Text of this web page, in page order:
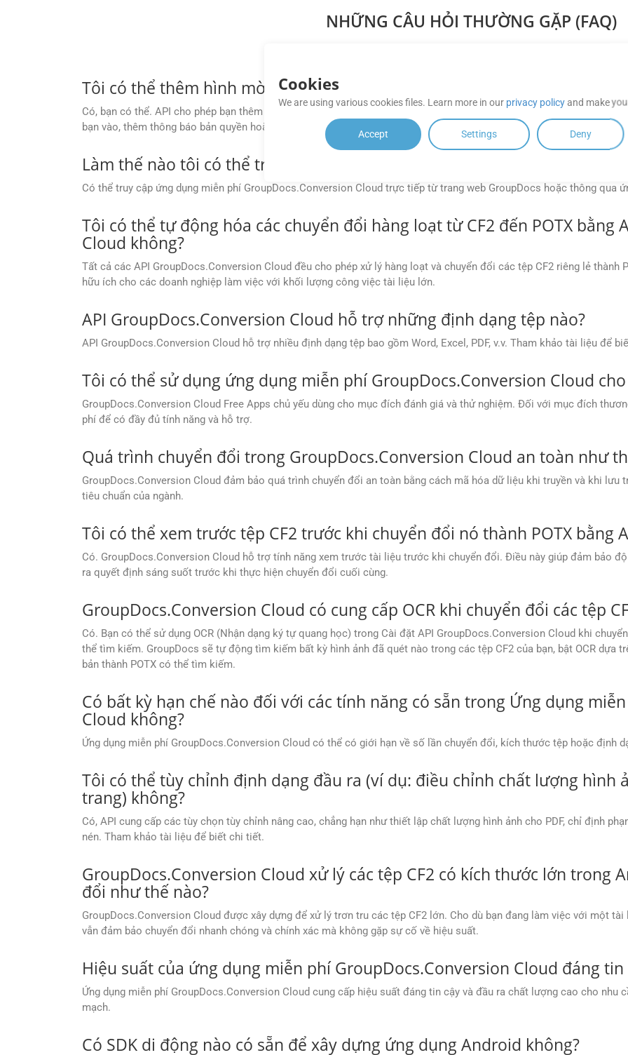
NHỮNG CÂU HỎI THƯỜNG GẶP (FAQ)
Tôi có thể thêm hình mờ của riêng mình khi chuyển đổi tệp CF2 sang
Có, bạn có thể. API cho phép bạn thêm hình mờ văn bản hoặc hình ảnh của riêng bạn vào POTX trong khi chuyển
bạn vào, thêm thông báo bản quyền hoặc đánh dấu tài liệu là bí mật.
Làm thế nào tôi có thể truy cập vào ứng dụng miễn phí
Có thể truy cập ứng dụng miễn phí GroupDocs.Conversion Cloud trực tiếp từ trang web GroupDocs hoặc thông qua
Tôi có thể tự động hóa các chuyển đổi hàng loạt từ CF2 đến POTX bằng
Cloud không?
Tất cả các API GroupDocs.Conversion Cloud đều cho phép xử lý hàng loạt và chuyển đổi các tệp CF2 riêng lẻ thành
hữu ích cho các doanh nghiệp làm việc với khối lượng công việc tài liệu lớn.
API GroupDocs.Conversion Cloud hỗ trợ những định dạng tệp nào?
API GroupDocs.Conversion Cloud hỗ trợ nhiều định dạng tệp bao gồm Word, Excel, PDF, v.v. Tham khảo tài liệu để
Tôi có thể sử dụng ứng dụng miễn phí GroupDocs.Conversion Cloud
GroupDocs.Conversion Cloud Free Apps chủ yếu dùng cho mục đích đánh giá và thử nghiệm. Đối với mục đích
phí để có đầy đủ tính năng và hỗ trợ.
Quá trình chuyển đổi trong GroupDocs.Conversion Cloud an toàn như
GroupDocs.Conversion Cloud đảm bảo quá trình chuyển đổi an toàn bằng cách mã hóa dữ liệu khi truyền và khi
tiêu chuẩn của ngành.
Tôi có thể xem trước tệp CF2 trước khi chuyển đổi nó thành POTX bằng
Có. GroupDocs.Conversion Cloud hỗ trợ tính năng xem trước tài liệu trước khi chuyển đổi. Điều này giúp đảm bảo
ra quyết định sáng suốt trước khi thực hiện chuyển đổi cuối cùng.
GroupDocs.Conversion Cloud có cung cấp OCR khi chuyển đổi các tệp
Có. Bạn có thể sử dụng OCR (Nhận dạng ký tự quang học) trong Cài đặt API GroupDocs.Conversion Cloud khi
thể tìm kiếm. GroupDocs sẽ tự động tìm kiếm bất kỳ hình ảnh đã quét nào trong các tệp CF2 của bạn, bật OCR dựa
bản thành POTX có thể tìm kiếm.
Có bất kỳ hạn chế nào đối với các tính năng có sẵn trong Ứng dụng
Cloud không?
Ứng dụng miễn phí GroupDocs.Conversion Cloud có thể có giới hạn về số lần chuyển đổi, kích thước tệp hoặc định
Tôi có thể tùy chỉnh định dạng đầu ra (ví dụ: điều chỉnh chất lượng hình
trang) không?
Có, API cung cấp các tùy chọn tùy chỉnh nâng cao, chẳng hạn như thiết lập chất lượng hình ảnh cho PDF, chỉ định
nén. Tham khảo tài liệu để biết chi tiết.
GroupDocs.Conversion Cloud xử lý các tệp CF2 có kích thước lớn trong
đổi như thế nào?
GroupDocs.Conversion Cloud được xây dựng để xử lý trơn tru các tệp CF2 lớn. Cho dù bạn đang làm việc với một
vẫn đảm bảo chuyển đổi nhanh chóng và chính xác mà không gặp sự cố về hiệu suất.
Hiệu suất của ứng dụng miễn phí GroupDocs.Conversion Cloud đáng
Ứng dụng miễn phí GroupDocs.Conversion Cloud cung cấp hiệu suất đáng tin cậy và đầu ra chất lượng cao cho nhu
mạch.
Có SDK di động nào có sẵn để xây dựng ứng dụng Android không?
Cookies
We are using various cookies files. Learn more in our privacy policyand make
Accept Settings Deny